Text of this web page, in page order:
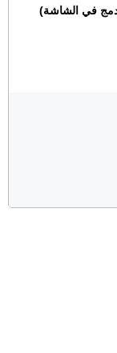
في الشاشة)